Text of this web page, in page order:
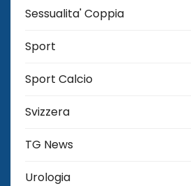
Sessualita' Coppia
Sport
Sport Calcio
Svizzera
TG News
Urologia